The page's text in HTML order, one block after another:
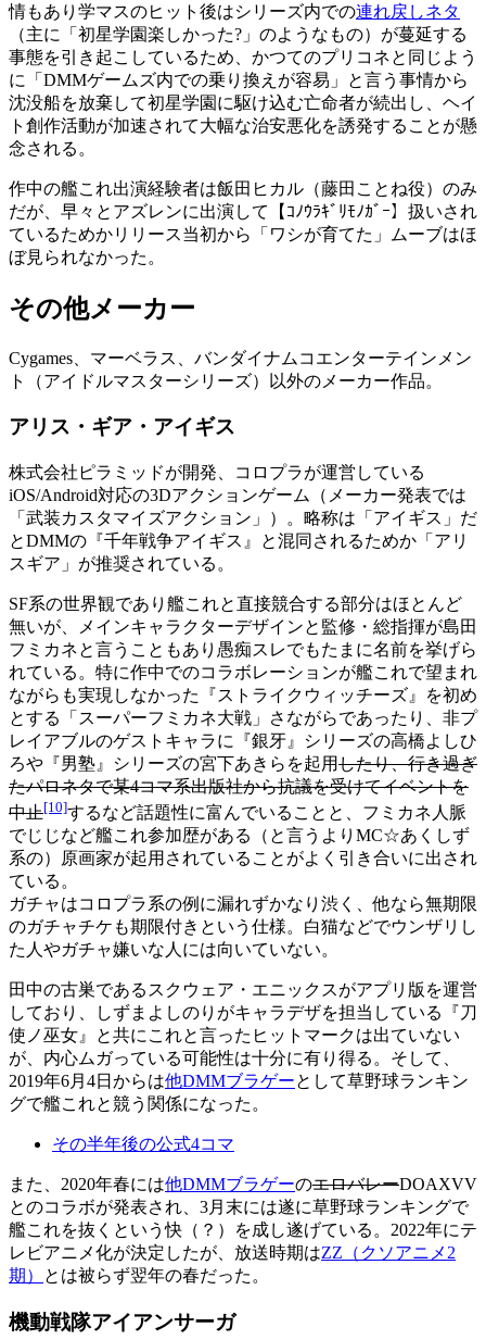
情もあり学マスのヒット後はシリーズ内での連れ戻しネタ
（主に「初星学園楽しかった?」のようなもの）が蔓延する
事態を引き起こしているため、かつてのプリコネと同じよう
に「DMMゲームズ内での乗り換えが容易」と言う事情から
沈没船を放棄して初星学園に駆け込む亡命者が続出し、ヘイ
ト創作活動が加速されて大幅な治安悪化を誘発することが懸
念される。
作中の艦これ出演経験者は飯田ヒカル（藤田ことね役）のみ
だが、早々とアズレンに出演して【ｺﾉｳﾗｷﾞﾘﾓﾉｶﾞｰ】扱いされ
ているためかリリース当初から「ワシが育てた」ムーブはほ
ぼ見られなかった。
その他メーカー
Cygames、マーベラス、バンダイナムコエンターテインメン
ト（アイドルマスターシリーズ）以外のメーカー作品。
アリス・ギア・アイギス
株式会社ピラミッドが開発、コロプラが運営している
iOS/Android対応の3Dアクションゲーム（メーカー発表では
「武装カスタマイズアクション」）。略称は「アイギス」だ
とDMMの『千年戦争アイギス』と混同されるためか「アリ
スギア」が推奨されている。
SF系の世界観であり艦これと直接競合する部分はほとんど
無いが、メインキャラクターデザインと監修・総指揮が島田
フミカネと言うこともあり愚痴スレでもたまに名前を挙げら
れている。特に作中でのコラボレーションが艦これで望まれ
ながらも実現しなかった『ストライクウィッチーズ』を初め
とする「スーパーフミカネ大戦」さながらであったり、非プ
レイアブルのゲストキャラに『銀牙』シリーズの高橋よしひ
ろや『男塾』シリーズの宮下あきらを起用したり、行き過ぎ
たパロネタで某4コマ系出版社から抗議を受けてイベントを
中止[10]するなど話題性に富んでいることと、フミカネ人脈
でじじなど艦これ参加歴がある（と言うよりMC☆あくしず
系の）原画家が起用されていることがよく引き合いに出され
ている。
ガチャはコロプラ系の例に漏れずかなり渋く、他なら無期限
のガチャチケも期限付きという仕様。白猫などでウンザリし
た人やガチャ嫌いな人には向いていない。
田中の古巣であるスクウェア・エニックスがアプリ版を運営
しており、しずまよしのりがキャラデザを担当している『刀
使ノ巫女』と共にこれと言ったヒットマークは出ていない
が、内心ムガっている可能性は十分に有り得る。そして、
2019年6月4日からは他DMMブラゲーとして草野球ランキン
グで艦これと競う関係になった。
その半年後の公式4コマ
また、2020年春には他DMMブラゲーのエロバレーDOAXVV
とのコラボが発表され、3月末には遂に草野球ランキングで
艦これを抜くという快（？）を成し遂げている。2022年にテ
レビアニメ化が決定したが、放送時期はZZ（クソアニメ2
期）
とは被らず翌年の春だった。
機動戦隊アイアンサーガ